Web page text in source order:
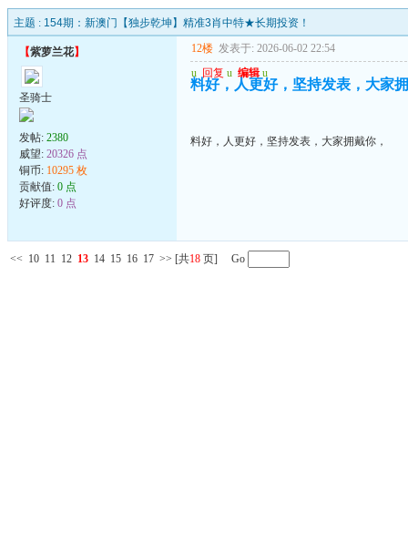
主题 : 154期：新澳门【独步乾坤】精准3肖中特★长期投资！
【紫萝兰花】
圣骑士
发帖: 2380
威望: 20326 点
铜币: 10295 枚
贡献值: 0 点
好评度: 0 点
12楼 发表于: 2026-06-02 22:54
u 回复 u 编辑 u
料好，人更好，坚持发表，大家
料好，人更好，坚持发表，大家拥戴你，
<< 10 11 12 13 14 15 16 17 >> [共18 页] Go